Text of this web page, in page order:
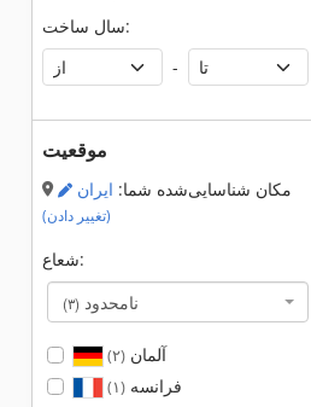
سال ساخت:
-
موقعیت
مکان شناسایی‌شده شما: ایران
(تغییر دادن)
شعاع:
نامحدود (۳)
آلمان(۲)
فرانسه(۱)